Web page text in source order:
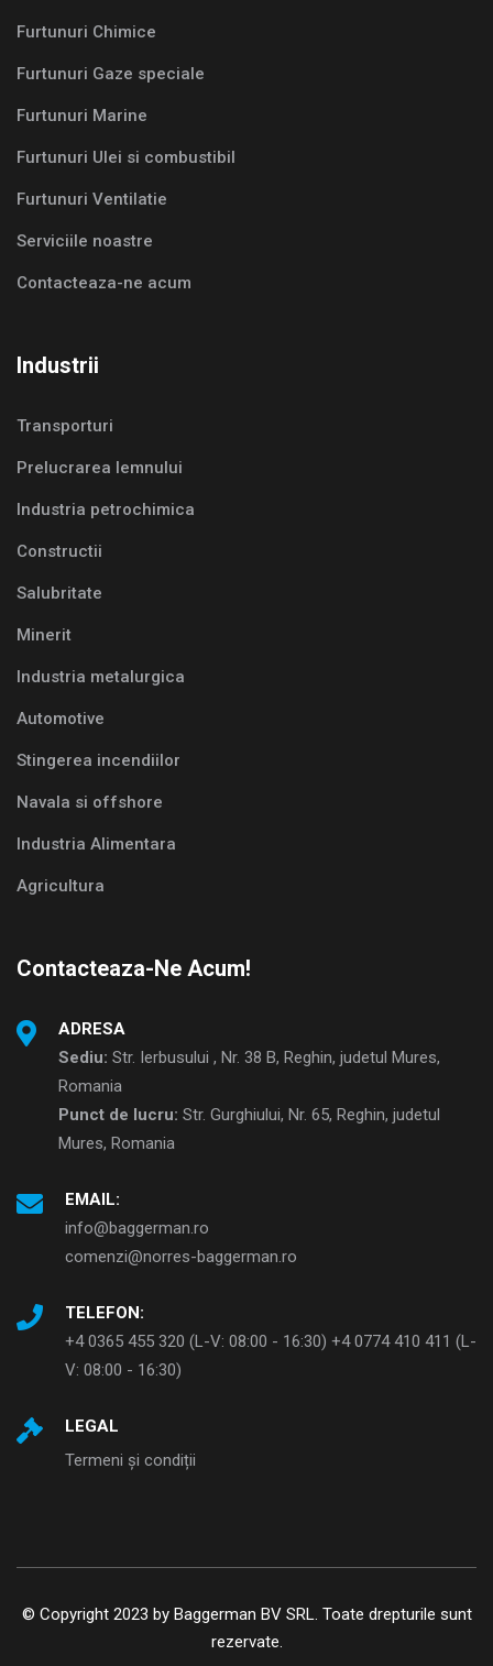
Furtunuri Chimice
Furtunuri Gaze speciale
Furtunuri Marine
Furtunuri Ulei si combustibil
Furtunuri Ventilatie
Serviciile noastre
Contacteaza-ne acum
Industrii
Transporturi
Prelucrarea lemnului
Industria petrochimica
Constructii
Salubritate
Minerit
Industria metalurgica
Automotive
Stingerea incendiilor
Navala si offshore
Industria Alimentara
Agricultura
Contacteaza-Ne Acum!
ADRESA
Sediu: Str. Ierbusului , Nr. 38 B, Reghin, judetul Mures,
Romania
Punct de lucru: Str. Gurghiului, Nr. 65, Reghin, judetul
Mures, Romania
EMAIL:
info@baggerman.ro
comenzi@norres-baggerman.ro
TELEFON:
+4 0365 455 320 (L-V: 08:00 - 16:30) +4 0774 410 411 (L-
V: 08:00 - 16:30)
LEGAL
Termeni și condiții
© Copyright 2023 by Baggerman BV SRL. Toate drepturile sunt
rezervate.